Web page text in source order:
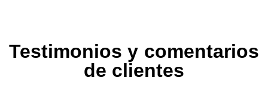
Testimonios y comentarios
de clientes